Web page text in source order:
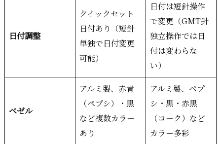
日付調整
クイックセット
日付あり（短針
単独で日付変更
可能）
日付は短針操作
で変更（GMT針
独立操作では日
付は変わらな
い）
ベゼル
アルミ製、赤青
（ペプシ）・黒
など複数カラー
あり
アルミ製、ペプ
シ・黒・赤黒
（コーク）など
カラー多彩